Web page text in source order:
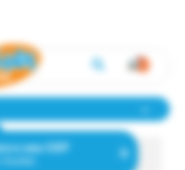
o seu CEP